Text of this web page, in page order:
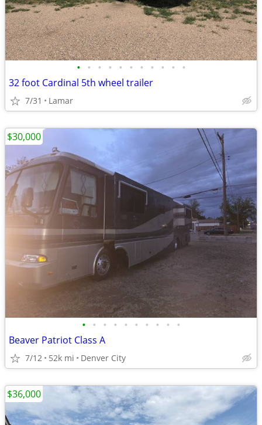
• • • • • • • • • • •
32 foot Cardinal 5th wheel trailer
7/31 Lamar
• • • • • • • • • •
Beaver Patriot Class A
7/12 52k mi Denver City
$30,000
$36,000